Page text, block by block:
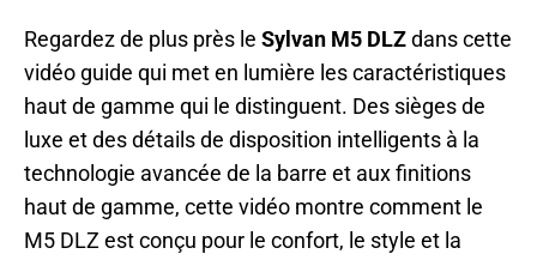
Regardez de plus près le Sylvan M5 DLZdans cette
vidéo guide qui met en lumière les caractéristiques
haut de gamme qui le distinguent. Des sièges de
luxe et des détails de disposition intelligents à la
technologie avancée de la barre et aux finitions
haut de gamme, cette vidéo montre comment le
M5 DLZ est conçu pour le confort, le style et la